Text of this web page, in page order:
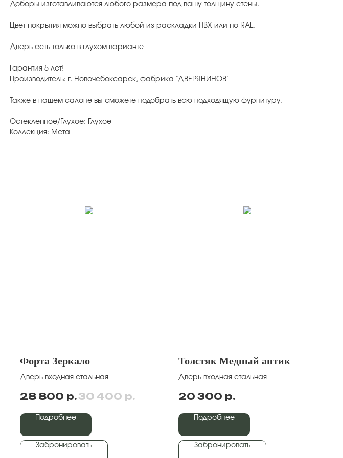
Доборы изготавливаются любого размера под вашу толщину стены.
Цвет покрытия можно выбрать любой из раскладки ПВХ или по RAL.
Дверь есть только в глухом варианте
Гарантия 5 лет!
Производитель: г. Новочебоксарск, фабрика "ДВЕРЯНИНОВ"
Также в нашем салоне вы сможете подобрать всю подходящую фурнитуру.
Остекленное/Глухое: Глухое
Коллекция: Мета
Форта Зеркало
Дверь входная стальная
28 800 р.30 400 р.
Подробнее
Забронировать
Толстяк Медный антик
Дверь входная стальная
20 300 р.
Подробнее
Забронировать